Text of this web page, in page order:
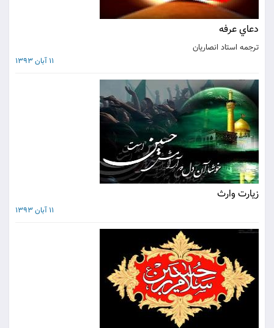
دعاي عرفه
ترجمه استاد انصاریان
11 آبان 1393
زيارت وارث
11 آبان 1393